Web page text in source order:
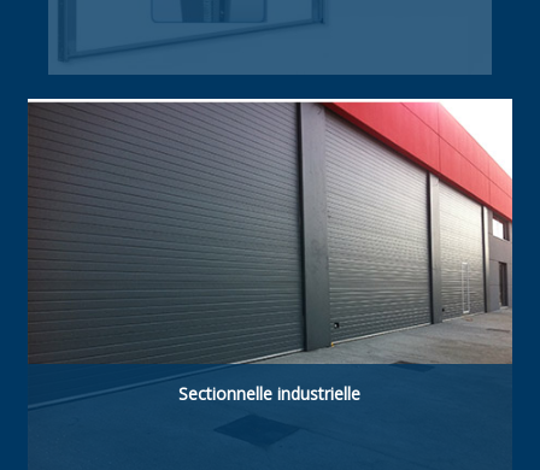
Retombée de linteau suffisante 100 mm
manuelle / motorisée.
Sectionnelle industrielle